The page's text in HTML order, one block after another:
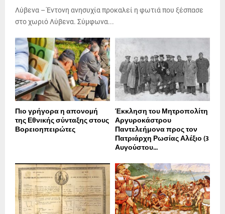
Λύβενα – Έντονη ανησυχία προκαλεί η φωτιά που ξέσπασε
στο χωριό Λύβενα. Σύμφωνα...
Πιο γρήγορα η απονοµή
της Εθνικής σύνταξης στους
Βορειοηπειρώτες
Έκκληση του Μητροπολίτη
Αργυροκάστρου
Παντελεήμονα προς τον
Πατριάρχη Ρωσίας Αλέξιο (3
Αυγούστου...